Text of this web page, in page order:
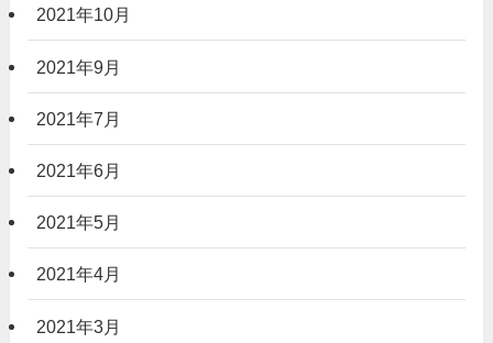
2021年10月
2021年9月
2021年7月
2021年6月
2021年5月
2021年4月
2021年3月